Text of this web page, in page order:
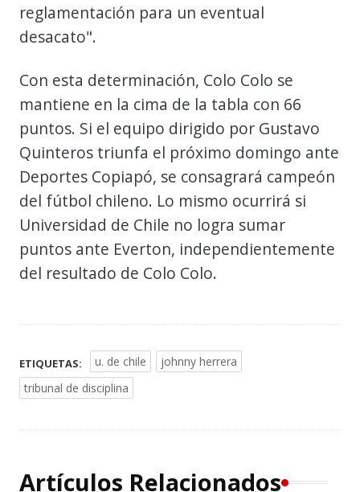
reglamentación para un eventual
desacato".
Con esta determinación, Colo Colo se
mantiene en la cima de la tabla con 66
puntos. Si el equipo dirigido por Gustavo
Quinteros triunfa el próximo domingo ante
Deportes Copiapó, se consagrará campeón
del fútbol chileno. Lo mismo ocurrirá si
Universidad de Chile no logra sumar
puntos ante Everton, independientemente
del resultado de Colo Colo.
ETIQUETAS: u. de chile
johnny herrera
tribunal de disciplina
Artículos Relacionados